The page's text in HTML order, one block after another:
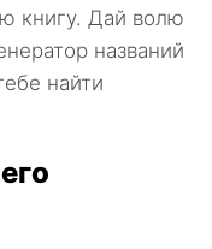
книгу. Дай волю
названий
найти